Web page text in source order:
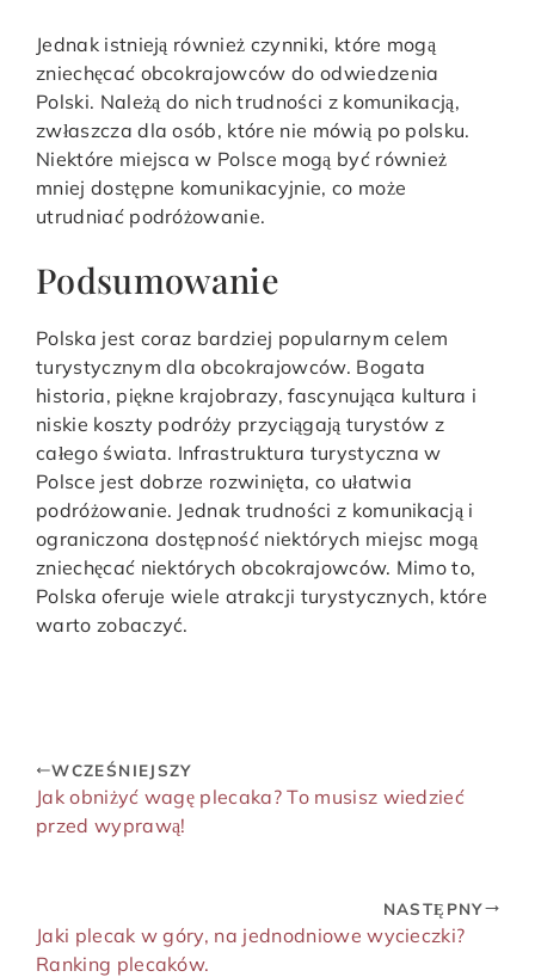
Jednak istnieją również czynniki, które mogą
zniechęcać obcokrajowców do odwiedzenia
Polski. Należą do nich trudności z komunikacją,
zwłaszcza dla osób, które nie mówią po polsku.
Niektóre miejsca w Polsce mogą być również
mniej dostępne komunikacyjnie, co może
utrudniać podróżowanie.
Podsumowanie
Polska jest coraz bardziej popularnym celem
turystycznym dla obcokrajowców. Bogata
historia, piękne krajobrazy, fascynująca kultura i
niskie koszty podróży przyciągają turystów z
całego świata. Infrastruktura turystyczna w
Polsce jest dobrze rozwinięta, co ułatwia
podróżowanie. Jednak trudności z komunikacją i
ograniczona dostępność niektórych miejsc mogą
zniechęcać niektórych obcokrajowców. Mimo to,
Polska oferuje wiele atrakcji turystycznych, które
warto zobaczyć.
WCZEŚNIEJSZY
Jak obniżyć wagę plecaka? To musisz wiedzieć
przed wyprawą!
NASTĘPNY
Jaki plecak w góry, na jednodniowe wycieczki?
Ranking plecaków.